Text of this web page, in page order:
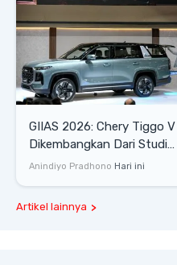
GIIAS 2026: Chery Tiggo V
Dikembangkan Dari Studi
Komprehensif di Indonesia
Anindiyo Pradhono Hari ini
Artikel lainnya